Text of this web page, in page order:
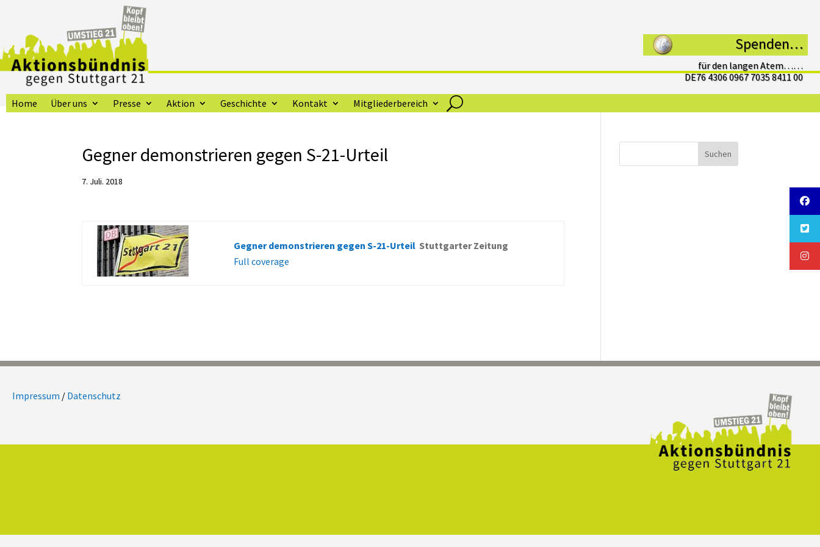
Spenden…
für den langen Atem……
DE76 4306 0967 7035 8411 00
Home Über uns Presse Aktion Geschichte Kontakt Mitgliederbereich
Gegner demonstrieren gegen S-21-Urteil
7. Juli. 2018
Gegner demonstrieren gegen S-21-Urteil Stuttgarter Zeitung
Full coverage
Suchen
Impressum / Datenschutz